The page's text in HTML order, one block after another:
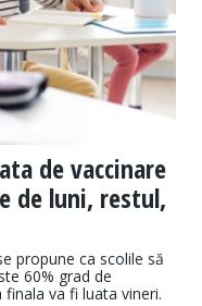
de vaccinare
de luni, restul,
propune ca scolile să
60% grad de
va fi luata vineri.